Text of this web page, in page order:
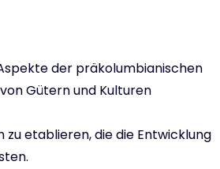
der präkolumbianischen
Gütern und Kulturen
etablieren, die die Entwicklung